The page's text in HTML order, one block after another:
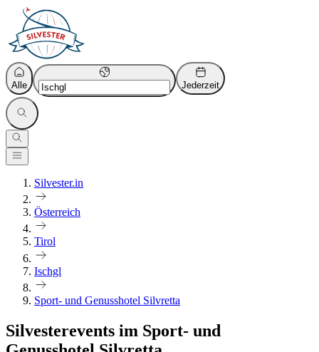
Alle Jederzeit
Silvester.in
Österreich
Tirol
Ischgl
Sport- und Genusshotel Silvretta
Silvesterevents im Sport- und